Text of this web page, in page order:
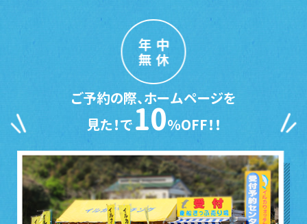
年中
無休
ご予約の際、ホームページを
見た！で10％OFF！！